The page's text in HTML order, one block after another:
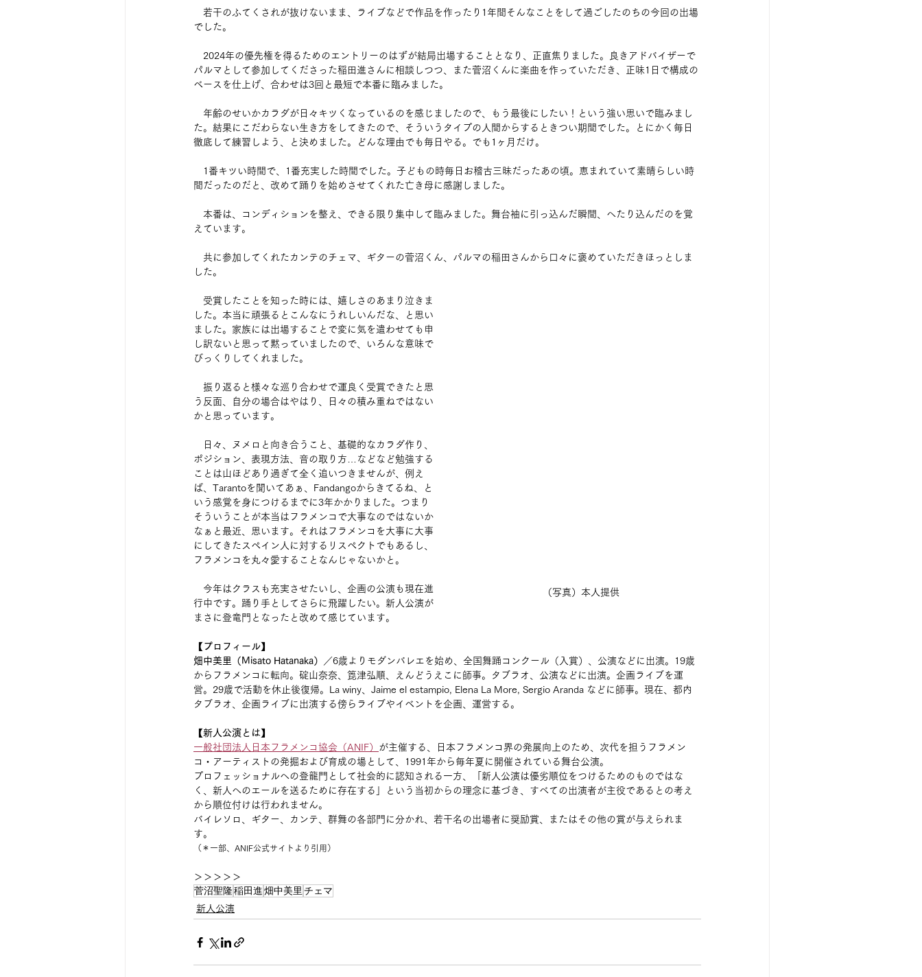
若干のふてくされが抜けないまま、ライブなどで作品を作ったり1年間そんなことをして過ごしたのちの今回の出場
でした。
2024年の優先権を得るためのエントリーのはずが結局出場することとなり、正直焦りました。良きアドバイザーで
パルマとして参加してくださった稲田進さんに相談しつつ、また菅沼くんに楽曲を作っていただき、正味1日で構成の
ベースを仕上げ、合わせは3回と最短で本番に臨みました。
年齢のせいかカラダが日々キツくなっているのを感じましたので、もう最後にしたい！という強い思いで臨みまし
た。結果にこだわらない生き方をしてきたので、そういうタイプの人間からするときつい期間でした。とにかく毎日
徹底して練習しよう、と決めました。どんな理由でも毎日やる。でも1ヶ月だけ。
1番キツい時間で、1番充実した時間でした。子どもの時毎日お稽古三昧だったあの頃。恵まれていて素晴らしい時
間だったのだと、改めて踊りを始めさせてくれた亡き母に感謝しました。
本番は、コンディションを整え、できる限り集中して臨みました。舞台袖に引っ込んだ瞬間、へたり込んだのを覚
えています。
共に参加してくれたカンテのチェマ、ギターの菅沼くん、パルマの稲田さんから口々に褒めていただきほっとしま
した。
（写真）本人提供
受賞したことを知った時には、嬉しさのあまり泣きま
した。本当に頑張るとこんなにうれしいんだな、と思い
ました。家族には出場することで変に気を遣わせても申
し訳ないと思って黙っていましたので、いろんな意味で
びっくりしてくれました。
振り返ると様々な巡り合わせで運良く受賞できたと思
う反面、自分の場合はやはり、日々の積み重ねではない
かと思っています。
日々、ヌメロと向き合うこと、基礎的なカラダ作り、
ポジション、表現方法、音の取り方…などなど勉強する
ことは山ほどあり過ぎて全く追いつきませんが、例え
ば、Tarantoを聞いてあぁ、Fandangoからきてるね、と
いう感覚を身につけるまでに3年かかりました。つまり
そういうことが本当はフラメンコで大事なのではないか
なぁと最近、思います。それはフラメンコを大事に大事
にしてきたスペイン人に対するリスペクトでもあるし、
フラメンコを丸々愛することなんじゃないかと。
今年はクラスも充実させたいし、企画の公演も現在進
行中です。踊り手としてさらに飛躍したい。新人公演が
まさに登竜門となったと改めて感じています。
【プロフィール】
畑中美里（Misato Hatanaka）
／6歳よりモダンバレエを始め、全国舞踊コンクール（入賞）、公演などに出演。19歳
からフラメンコに転向。碇山奈奈、箆津弘順、えんどうえこに師事。タブラオ、公演などに出演。企画ライブを運
営。29歳で活動を休止後復帰。La winy、Jaime el estampio, Elena La More, Sergio Aranda などに師事。現在、都内
タブラオ、企画ライブに出演する傍らライブやイベントを企画、運営する。
【新人公演とは】
一般社団法人日本フラメンコ協会（ANIF） が主催する、日本フラメンコ界の発展向上のため、次代を担うフラメン
コ・アーティストの発掘および育成の場として、1991年から毎年夏に開催されている舞台公演。
プロフェッショナルへの登龍門として社会的に認知される一方、「新人公演は優劣順位をつけるためのものではな
く、新人へのエールを送るために存在する」という当初からの理念に基づき、すべての出演者が主役であるとの考え
から順位付けは行われません。
バイレソロ、ギター、カンテ、群舞の各部門に分かれ、若干名の出場者に奨励賞、またはその他の賞が与えられま
す。
（＊一部、ANIF公式サイトより引用）
＞＞＞＞＞
菅沼聖隆稲田進畑中美里 チェマ
新人公演